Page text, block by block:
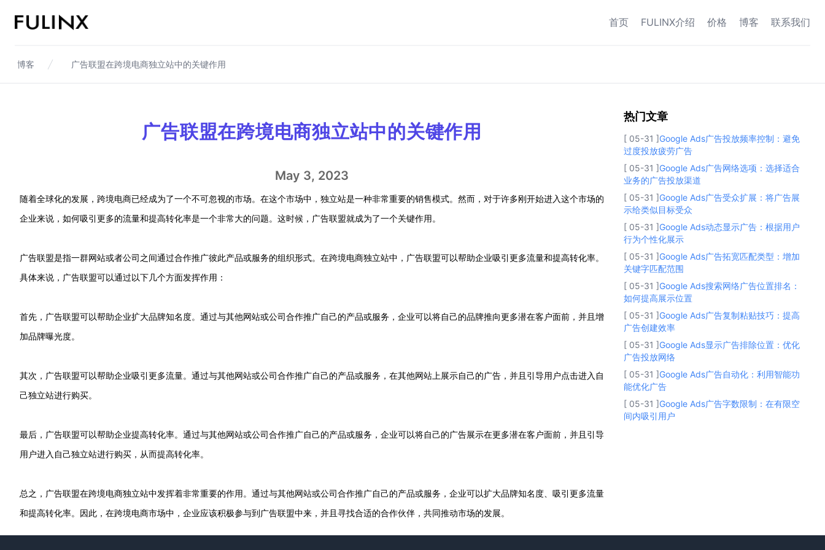
Fulinx-跨境电商独立站自建站平台 首页 FULINX介绍 价格 博客 联系我们
博客 广告联盟在跨境电商独立站中的关键作用
广告联盟在跨境电商独立站中的关键作用
May 3, 2023
随着全球化的发展，跨境电商已经成为了一个不可忽视的市场。在这个市场中，独立站是一种非常重要的销售模式。然而，对于许多刚开始进入这个市场的
企业来说，如何吸引更多的流量和提高转化率是一个非常大的问题。这时候，广告联盟就成为了一个关键作用。
广告联盟是指一群网站或者公司之间通过合作推广彼此产品或服务的组织形式。在跨境电商独立站中，广告联盟可以帮助企业吸引更多流量和提高转化率。
具体来说，广告联盟可以通过以下几个方面发挥作用：
首先，广告联盟可以帮助企业扩大品牌知名度。通过与其他网站或公司合作推广自己的产品或服务，企业可以将自己的品牌推向更多潜在客户面前，并且增
加品牌曝光度。
其次，广告联盟可以帮助企业吸引更多流量。通过与其他网站或公司合作推广自己的产品或服务，在其他网站上展示自己的广告，并且引导用户点击进入自
己独立站进行购买。
最后，广告联盟可以帮助企业提高转化率。通过与其他网站或公司合作推广自己的产品或服务，企业可以将自己的广告展示在更多潜在客户面前，并且引导
用户进入自己独立站进行购买，从而提高转化率。
总之，广告联盟在跨境电商独立站中发挥着非常重要的作用。通过与其他网站或公司合作推广自己的产品或服务，企业可以扩大品牌知名度、吸引更多流量
和提高转化率。因此，在跨境电商市场中，企业应该积极参与到广告联盟中来，并且寻找合适的合作伙伴，共同推动市场的发展。
热门文章
[ 05-31 ]Google Ads广告投放频率控制：避免
过度投放疲劳广告
[ 05-31 ]Google Ads广告网络选项：选择适合
业务的广告投放渠道
[ 05-31 ]Google Ads广告受众扩展：将广告展
示给类似目标受众
[ 05-31 ]Google Ads动态显示广告：根据用户
行为个性化展示
[ 05-31 ]Google Ads广告拓宽匹配类型：增加
关键字匹配范围
[ 05-31 ]Google Ads搜索网络广告位置排名：
如何提高展示位置
[ 05-31 ]Google Ads广告复制粘贴技巧：提高
广告创建效率
[ 05-31 ]Google Ads显示广告排除位置：优化
广告投放网络
[ 05-31 ]Google Ads广告自动化：利用智能功
能优化广告
[ 05-31 ]Google Ads广告字数限制：在有限空
间内吸引用户